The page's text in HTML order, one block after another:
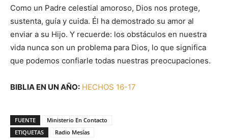
Como un Padre celestial amoroso, Dios nos protege,
sustenta, guía y cuida. Él ha demostrado su amor al
enviar a su Hijo. Y recuerde: los obstáculos en nuestra
vida nunca son un problema para Dios, lo que significa
que podemos confiarle todas nuestras preocupaciones.
BIBLIA EN UN AÑO: HECHOS 16-17
FUENTE
Ministerio En Contacto
ETIQUETAS
Radio Mesías